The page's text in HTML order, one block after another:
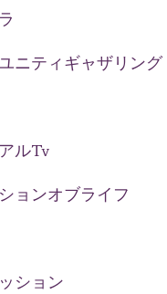
ニティギャザリング
ルtv
ョンオブライフ
ション